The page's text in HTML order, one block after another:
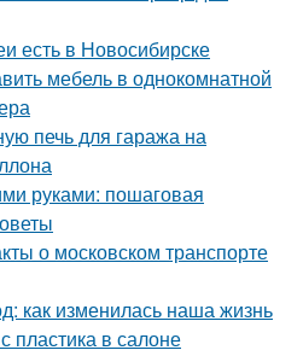
есть в Новосибирске
мебель в однокомнатной
печь для гаража на
руками: пошаговая
о московском транспорте
как изменилась наша жизнь
пластика в салоне